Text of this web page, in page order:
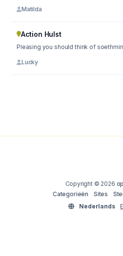
Matilda
Action Hulst
Pleasing you should think of
Lucky
Copyright © 2026
Categorieën
Sites
Nederlands